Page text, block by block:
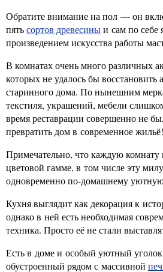
Обратите внимание на пол — он
пятьсортов древесиныи сам по себе
произведением искусства работы
В комнатах очень много различных
которых не удалось бы восстановить
старинного дома. По нынешним
текстиля, украшений, мебели
время реставрации совершенно не
превратить дом в современное жильё!
Примечательно, что каждую
цветовой гамме, в том числе эту
одновременно по-домашнему
Кухня выглядит как декорация к
однако в ней есть необходимая
техника. Просто её не стали
Есть в доме и особый уютный уголок
обустроенный рядом с массивной